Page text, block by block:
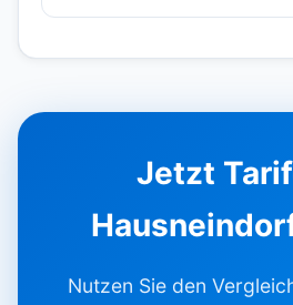
Jetzt
Nutzen Sie den